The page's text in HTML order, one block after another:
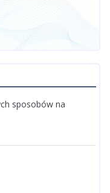
sposobów na